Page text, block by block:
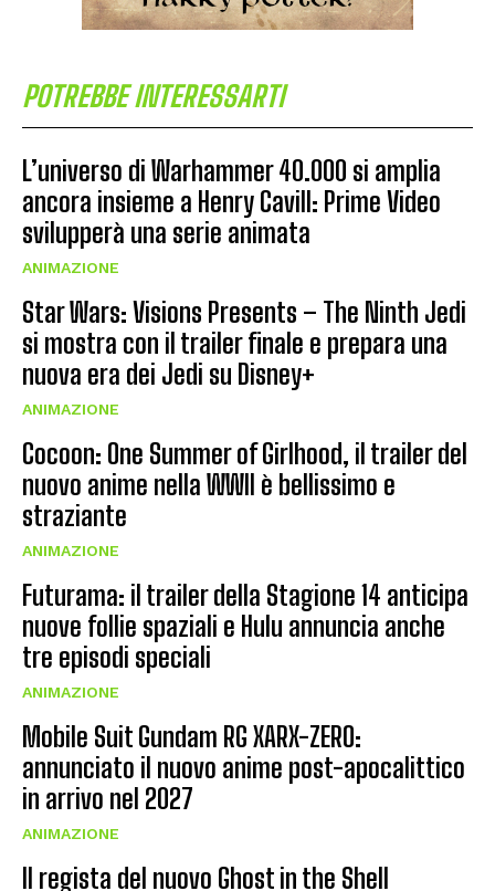
POTREBBE INTERESSARTI
L’universo di Warhammer 40.000 si amplia
ancora insieme a Henry Cavill: Prime Video
svilupperà una serie animata
ANIMAZIONE
Star Wars: Visions Presents – The Ninth Jedi
si mostra con il trailer finale e prepara una
nuova era dei Jedi su Disney+
ANIMAZIONE
Cocoon: One Summer of Girlhood, il trailer del
nuovo anime nella WWII è bellissimo e
straziante
ANIMAZIONE
Futurama: il trailer della Stagione 14 anticipa
nuove follie spaziali e Hulu annuncia anche
tre episodi speciali
ANIMAZIONE
Mobile Suit Gundam RG XARX-ZERO:
annunciato il nuovo anime post-apocalittico
in arrivo nel 2027
ANIMAZIONE
Il regista del nuovo Ghost in the Shell